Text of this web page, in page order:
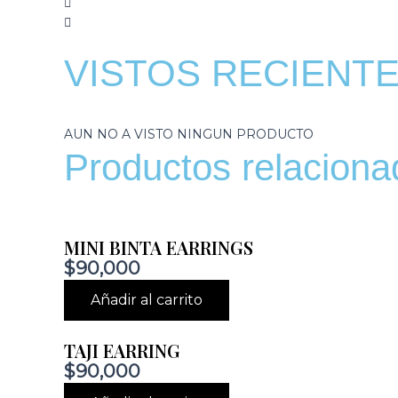
VISTOS
AUN NO A VISTO NINGUN PRODUCTO
Productos
MINI BINTA EARRINGS
$90,000
Añadir al carrito
TAJI EARRING
$90,000